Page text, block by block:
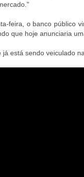
feira, o banco público
que hoje anunciaria
está sendo veiculado